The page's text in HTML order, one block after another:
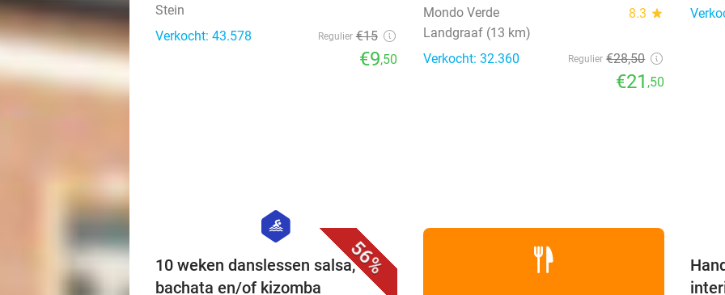
Stein
Verkocht: 43.578
Regulier €15
€9,50
Mondo Verde 8.3 star
Landgraaf (13 km)
Verkocht: 32.360
Regulier €28,50
€21,50
56%
hexagon
sport
10 weken danslessen salsa,
bachata en/of kizomba